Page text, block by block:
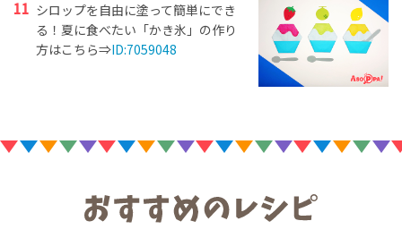
シロップを自由に塗って簡単にでき
る！夏に食べたい「かき氷」の作り
方はこちら⇒ID:7059048